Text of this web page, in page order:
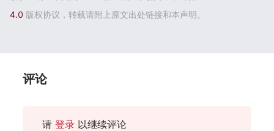
4.0 版权协议，转载请附上原文出处链接和本声明。
评论
请 登录 以继续评论